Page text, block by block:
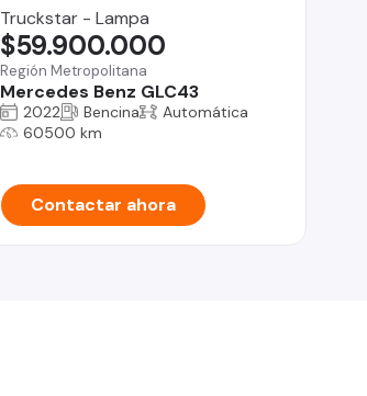
Truckstar - Lampa
Región Metropolitana
Mercedes Benz GLC43
$59.900.000
2022 Bencina
Automática
60500 km
Contactar ahora